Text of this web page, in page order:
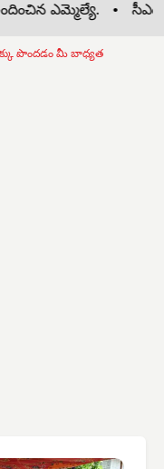
ఎమ్మెల్యే. • సీఎంసీ
పొందడం మీ బాధ్యత